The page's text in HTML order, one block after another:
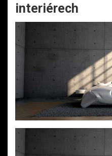
interiérech